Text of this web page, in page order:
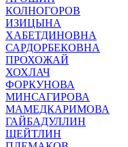
КОЛНОГОРОВ
ИЗИЦЫНА
ХАБЕТДИНОВНА
САРДОРБЕКОВНА
ПРОХОЖАЙ
ХОХЛАЧ
ФОРКУНОВА
МИНСАГИРОВА
МАМЕДКАРИМОВА
ГАЙБАДУЛЛИН
ЩЕЙТЛИН